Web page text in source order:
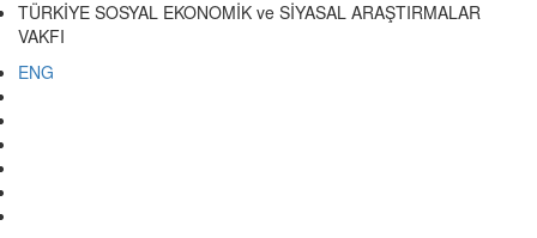
TÜRKİYE SOSYAL EKONOMİK ve SİYASAL ARAŞTIRMALAR
VAKFI
ENG